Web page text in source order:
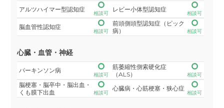
アルツハイマー型認知症
相談可
レビー小体型認知症
相談可
脳血管性認知症
相談可
前頭側頭型認知症（ピック
病）
相談可
心臓・血管・神経
パーキンソン病
相談可
筋萎縮性側索硬化症
（ALS）
相談可
脳梗塞・脳卒中・脳出血・
くも膜下出血
相談可
心臓病・心筋梗塞・狭心症
相談可